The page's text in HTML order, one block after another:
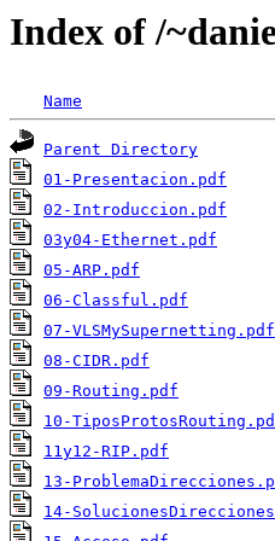
Index of /
Name
Parent Directory
01-Presentacion.pdf
02-Introduccion.pdf
03y04-Ethernet.pdf
05-ARP.pdf
06-Classful.pdf
07-VLSMySupernetting.pdf
08-CIDR.pdf
09-Routing.pdf
10-
11y12-RIP.pdf
13-
14-